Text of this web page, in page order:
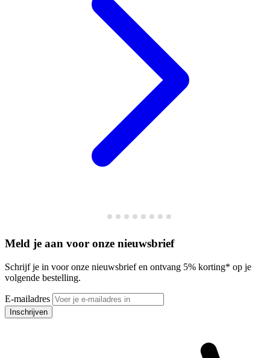
Meld je aan voor onze nieuwsbrief
Schrijf je in voor onze nieuwsbrief en ontvang 5% korting* op je
volgende bestelling.
E-mailadres
Inschrijven